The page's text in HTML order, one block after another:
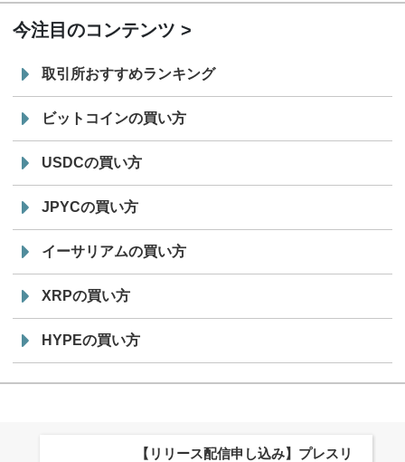
今注目のコンテンツ
取引所おすすめランキング
ビットコインの買い方
USDCの買い方
JPYCの買い方
イーサリアムの買い方
XRPの買い方
HYPEの買い方
株式会社PlnX、アジア最大級のグロ